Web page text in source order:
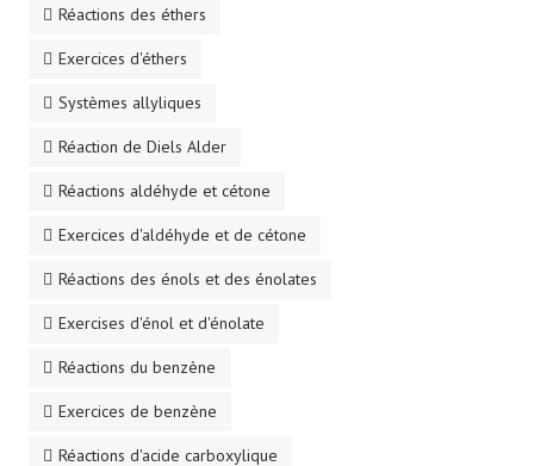
Réactions des éthers
Exercices d'éthers
Systèmes allyliques
Réaction de Diels Alder
Réactions aldéhyde et cétone
Exercices d'aldéhyde et de cétone
Réactions des énols et des énolates
Exercises d'énol et d'énolate
Réactions du benzène
Exercices de benzène
Réactions d'acide carboxylique